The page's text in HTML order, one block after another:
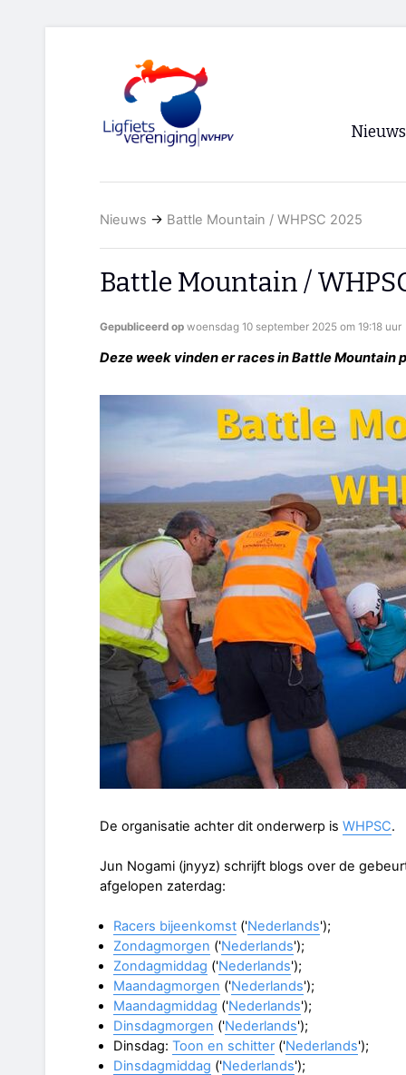
Nieuws
RSS
Nieuws → Battle Mountain / WHPSC 2025
Battle Mountain /
Gepubliceerd op woensdag 10 september 2025 om 19:18 uur
Deze week vinden er races in Battle Mountain
De organisatie achter dit onderwerp is WHPSC.
Jun Nogami (jnyyz) schrijft blogs over de
afgelopen zaterdag:
Racers bijeenkomst('Nederlands');
Zondagmorgen ('Nederlands');
Zondagmiddag ('Nederlands');
Maandagmorgen ('Nederlands');
Maandagmiddag ('Nederlands');
Dinsdagmorgen ('Nederlands');
Dinsdag: Toon en schitter('Nederlands');
Dinsdagmiddag ('Nederlands');